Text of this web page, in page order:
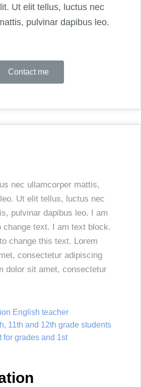
Ut elit tellus, luctus nec
pulvinar dapibus leo.
Contact me
nec ullamcorper mattis,
Ut elit tellus, luctus nec
pulvinar dapibus leo. I am
text. I am text block.
change this text. Lorem
consectetur adipiscing
dolor sit amet, consectetur
English teacher
11th and 12th grade students
for grades and 1st